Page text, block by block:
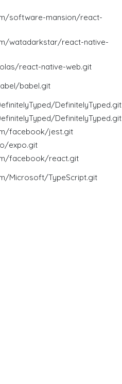
software-mansion/react-
watadarkstar/react-native-
react-native-web.git
babel.git
DefinitelyTyped.git
DefinitelyTyped.git
facebook/jest.git
expo.git
facebook/react.git
Microsoft/TypeScript.git